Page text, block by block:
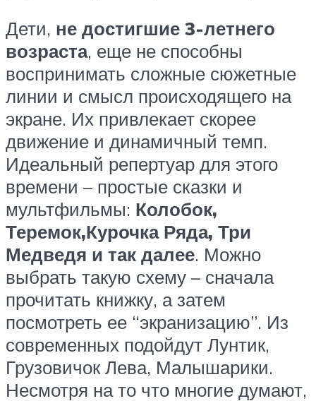
Дети, не достигшие 3-летнего
возраста, еще не способны
воспринимать сложные сюжетные
линии и смысл происходящего на
экране. Их привлекает скорее
движение и динамичный темп.
Идеальный репертуар для этого
времени – простые сказки и
мультфильмы: Колобок,
Теремок,Курочка Ряда, Три
Медведя и так далее. Можно
выбрать такую схему – сначала
прочитать книжку, а затем
посмотреть ее “экранизацию”. Из
современных подойдут Лунтик,
Грузовичок Лева, Малышарики.
Несмотря на то что многие думают,